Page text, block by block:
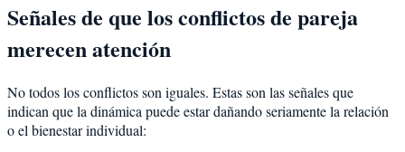
Señales de que los conflictos de pareja
merecen atención
No todos los conflictos son iguales. Estas son las señales que
indican que la dinámica puede estar dañando seriamente la relación
o el bienestar individual: